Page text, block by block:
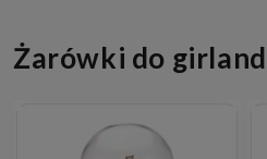
Żarówki do girland